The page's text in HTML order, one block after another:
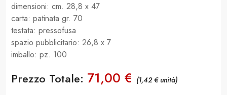
dimensioni: cm. 28,8 x 47
carta: patinata gr. 70
testata: pressofusa
spazio pubblicitario: 26,8 x 7
imballo: pz. 100
Prezzo Totale: 71,00 € (1,42 € unità)